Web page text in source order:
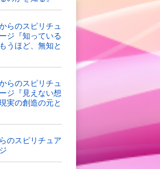
らのスピリチュ
ジ『知っている
うほど、無知と
らのスピリチュ
ジ『見えない想
実の創造の元と
のスピリチュア